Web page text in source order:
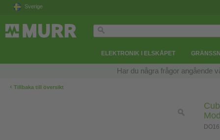
Sverige
ELEKTRONIK I ELSKÅPET
Har du några frågor angående
‹ Tillbaka till översikt